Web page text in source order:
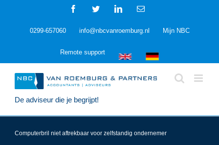
FacebookTwitterLinkedInE-
0299-657060 info@nbcvanroemburg.nl Mijn NBC
Remote support
De adviseur die je begrijpt!
Computerbril niet aftrekbaar voor zelfstandig ondernemer